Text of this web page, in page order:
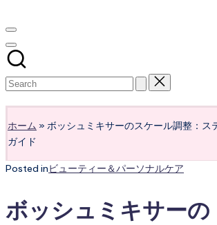
ホーム » ボッシュミキサーのスケール調整：ス
ガイド
Posted inビューティー＆パーソナルケア
ボッシュミキサーの